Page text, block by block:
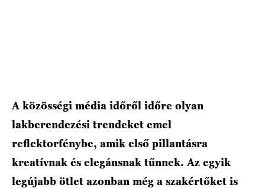
A közösségi média időről időre olyan
lakberendezési trendeket emel
reflektorfénybe, amik első pillantásra
kreatívnak és elegánsnak tűnnek. Az egyik
legújabb ötlet azonban még a szakértőket is